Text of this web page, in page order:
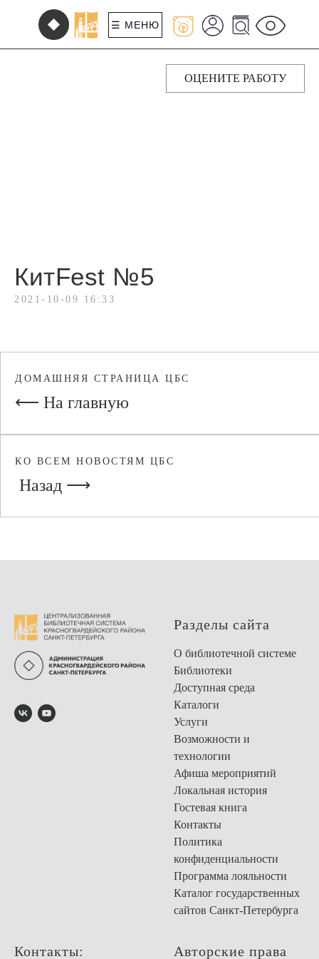
☰ МЕНЮ
ОЦЕНИТЕ РАБОТУ
КитFest №5
2021-10-09 16:33
ДОМАШНЯЯ СТРАНИЦА ЦБС
⟵ На главную
КО ВСЕМ НОВОСТЯМ ЦБС
Назад ⟶
Разделы сайта
О библиотечной системе
Библиотеки
Доступная среда
Каталоги
Услуги
Возможности и
технологии
Афиша мероприятий
Локальная история
Гостевая книга
Контакты
Политика
конфиденциальности
Программа лояльности
Каталог государственных
сайтов Санкт-Петербурга
Контакты: Авторские права